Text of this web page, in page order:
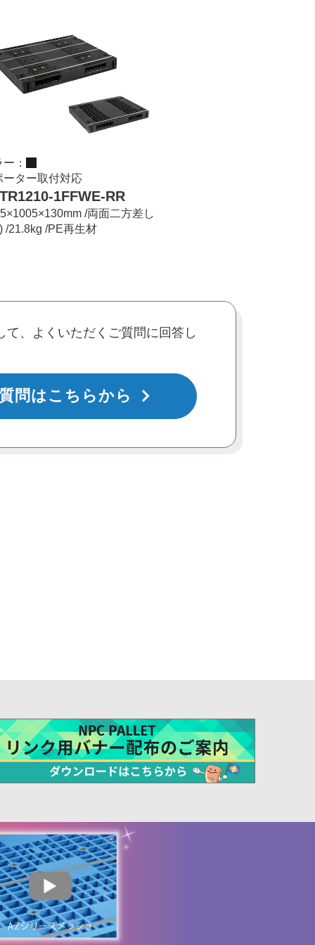
：
ーター取付対応
1FFWE-RR
/両面二方差し
/21.8kg /PE再生材
て、よくいただくご質問に回答し
問はこちらから